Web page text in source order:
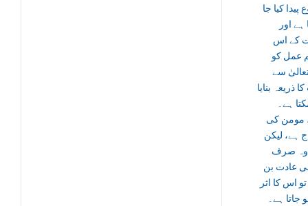
کیا جا
اور
کے اس
عمل کو
سے
ذریعہ بنایا
ہے۔
مومن کی
ہے، لیکن
صرف
عادت بن
اس کا اثر
جاتا ہے۔